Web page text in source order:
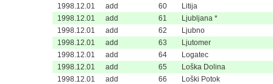
1998.12.01
add 60
Litija
1998.12.01
add 61
Ljubljana *
1998.12.01
add 62
Ljubno
1998.12.01
add 63
Ljutomer
1998.12.01
add 64
Logatec
1998.12.01
add 65
Loška Dolina
1998.12.01
add 66
Loški Potok